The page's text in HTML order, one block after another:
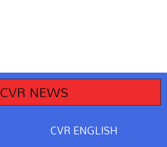
CVR NEWS
CVR ENGLISH